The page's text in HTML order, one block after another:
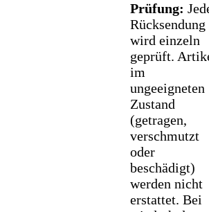
Prüfung:
Rücksendung
wird einzeln
geprüft.
im
ungeeigneten
Zustand
(getragen,
verschmutzt
oder
beschädigt)
werden nicht
erstattet. Bei